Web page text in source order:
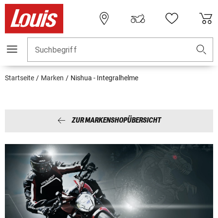
Suchbegriff
Startseite Marken Nishua - Integralhelme
ZUR MARKENSHOPÜBERSICHT